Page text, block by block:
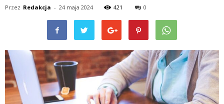
Przez Redakcja - 24 maja 2024 421 0